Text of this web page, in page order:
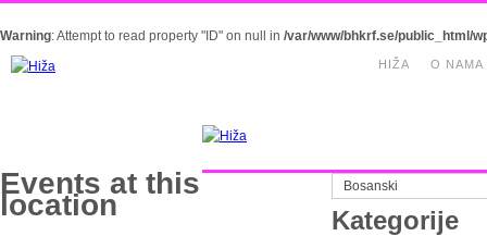
Warning: Attempt to read property "ID" on null in /var/www/bhkrf.se/public_html/
O NAMA
HIŽA
Events at this
location
Bosanski
Kategorije